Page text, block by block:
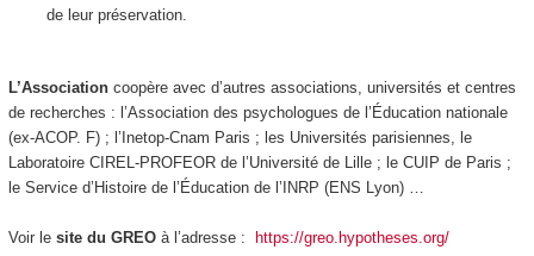
de leur préservation.
L’Association coopère avec d’autres associations, universités et centres
de recherches : l’Association des psychologues de l’Éducation nationale
(ex-ACOP. F) ; l’Inetop-Cnam Paris ; les Universités parisiennes, le
Laboratoire CIREL-PROFEOR de l’Université de Lille ; le CUIP de Paris ;
le Service d’Histoire de l’Éducation de l’INRP (ENS Lyon) …
Voir le site du GREO à l’adresse : https://greo.hypotheses.org/